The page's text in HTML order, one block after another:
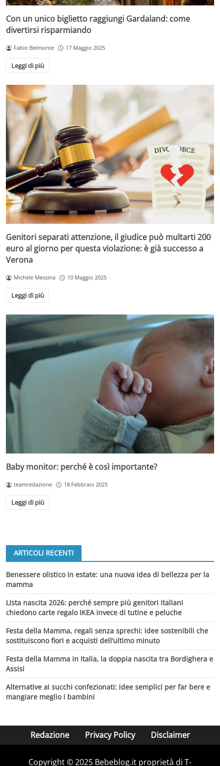
Con un unico biglietto raggiungi Gardaland: come
divertirsi risparmiando
Fabio Belmonte 17 Maggio 2025
Leggi di più
Genitori separati attenzione, il giudice può multarti 200
euro al giorno per questa violazione: è già successo a
Verona
Michele Messina 10 Maggio 2025
Leggi di più
Baby monitor: perché è così importante?
teamredazione 18 Febbraio 2025
Leggi di più
ARTICOLI RECENTI
Benessere olistico in estate: una nuova idea di bellezza per la
mamma
Lista nascita 2026: perché sempre più genitori italiani
chiedono carte regalo IKEA invece di tutine e peluche
Festa della Mamma, regali senza sprechi: idee sostenibili che
sostituiscono fiori e acquisti dell’ultimo minuto
Festa della Mamma in Italia, la doppia nascita tra Bordighera e
Assisi
Alternative ai succhi confezionati: idee semplici per far bere e
mangiare meglio i bambini
Redazione Privacy Policy Disclaimer
Copyright © 2025 Bebeblog.it proprietà di T-